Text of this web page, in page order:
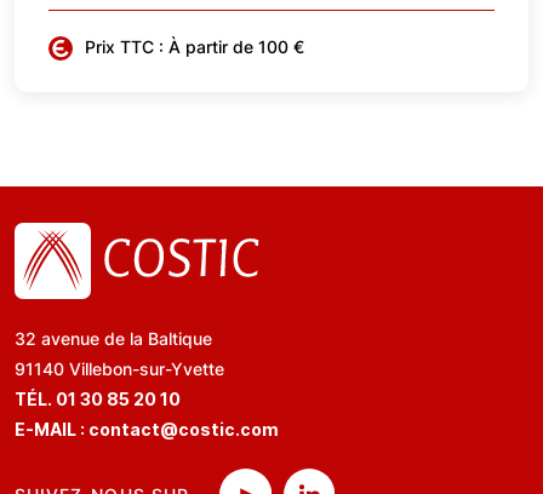
Prix TTC : À partir de 100 €
32 avenue de la Baltique
91140 Villebon-sur-Yvette
TÉL. 01 30 85 20 10
E-MAIL : contact@costic.com